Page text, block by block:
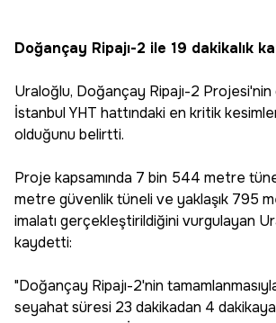
Doğançay Ripajı-2 ile 19 dakikalık
Uraloğlu, Doğançay Ripajı-2
İstanbul YHT hattındaki en kritik
olduğunu belirtti.
Proje kapsamında 7 bin 544 metre
metre güvenlik tüneli ve yaklaşık 795
imalatı gerçekleştirildiğini vurgulayan
kaydetti:
"Doğançay Ripajı-2'nin
seyahat süresi 23 dakikadan 4